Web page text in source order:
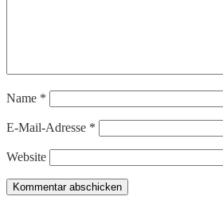
Name *
E-Mail-Adresse *
Website
Kommentar abschicken